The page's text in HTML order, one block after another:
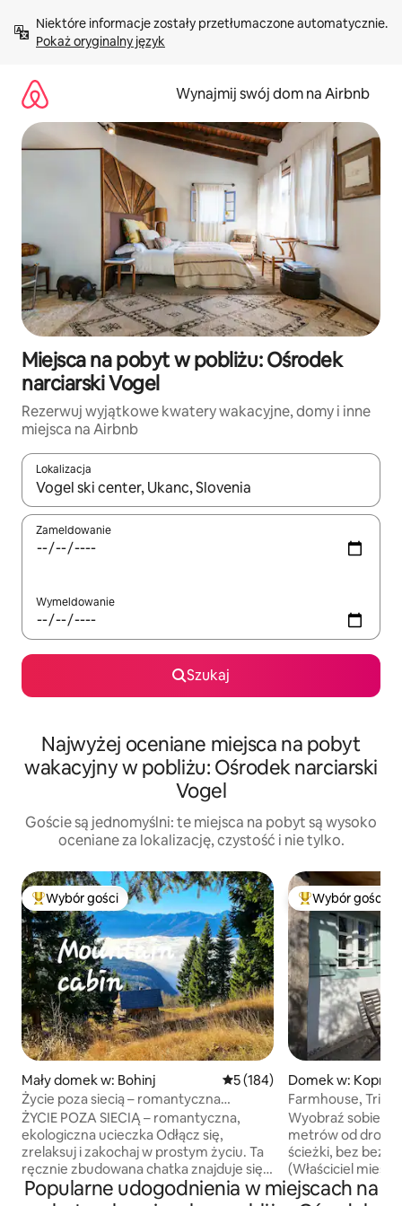
treści Pokaż oryginalny język
Wynajmij swój dom na Airbnb
Miejsca na pobyt w pobliżu: Ośrodek
narciarski Vogel
Rezerwuj wyjątkowe kwatery wakacyjne, domy i inne
miejsca na Airbnb
Lokalizacja
Gdy wyniki będą dostępne, możesz poruszać się po nich za
Zameldowanie
Wymeldowanie
Szukaj
Najwyżej oceniane miejsca na pobyt
wakacyjny w pobliżu: Ośrodek narciarski
Vogel
Goście są jednomyślni: te miejsca na pobyt są wysoko
oceniane za lokalizację, czystość i nie tylko.
Najpopularniejsze z kategorii Wybór gości
Wybór gości
Mały domek w: Bohinj Średnia ocena: 5 na 5, liczba
5 (184)
Życie poza siecią – romantyczna
ekologiczna ucieczka dla par
ŻYCIE POZA SIECIĄ – romantyczna,
ekologiczna ucieczka Odłącz się,
zrelaksuj i zakochaj w prostym życiu. Ta
ręcznie zbudowana chatka znajduje się
na 1,5 akrach prywatnego terenu
Wybór gości
Domek w:
ju
Farmhouse,
Wyobraź sobie
metrów od drogi
ścieżki, bez
(Właściciel
poddaszu domu,
Popularne udogodnienia w miejscach na